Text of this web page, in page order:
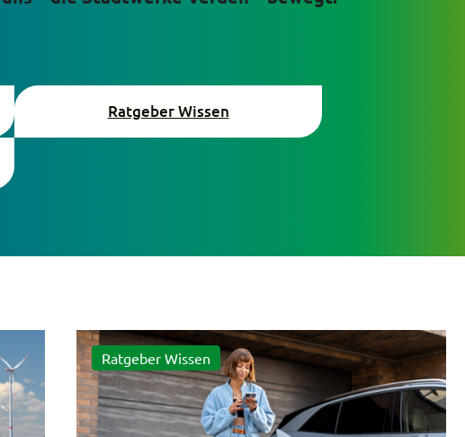
Ratgeber Wissen
Ratgeber Wissen